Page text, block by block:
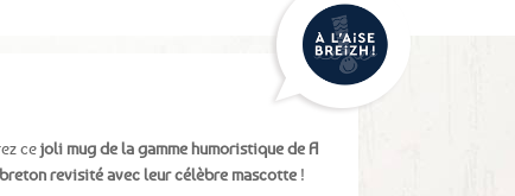
cejoli mug de la gamme humoristique de A
revisité avec leur célèbre mascotte !